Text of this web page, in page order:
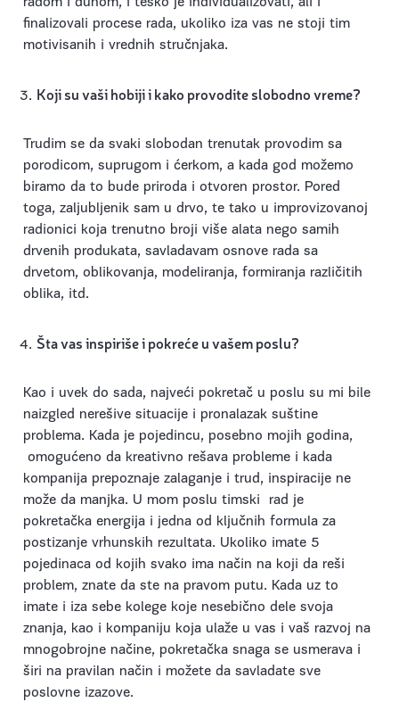
finalizovali procese rada, ukoliko iza vas ne stoji tim
motivisanih i vrednih stručnjaka.
Koji su vaši hobiji i kako provodite slobodno vreme?
Trudim se da svaki slobodan trenutak provodim sa
porodicom, suprugom i ćerkom, a kada god možemo
biramo da to bude priroda i otvoren prostor. Pored
toga, zaljubljenik sam u drvo, te tako u improvizovanoj
radionici koja trenutno broji više alata nego samih
drvenih produkata, savladavam osnove rada sa
drvetom, oblikovanja, modeliranja, formiranja različitih
oblika, itd.
Šta vas inspiriše i pokreće u vašem poslu?
Kao i uvek do sada, najveći pokretač u poslu su mi bile
naizgled nerešive situacije i pronalazak suštine
problema. Kada je pojedincu, posebno mojih godina,
omogućeno da kreativno rešava probleme i kada
kompanija prepoznaje zalaganje i trud, inspiracije ne
može da manjka. U mom poslu timski rad je
pokretačka energija i jedna od ključnih formula za
postizanje vrhunskih rezultata. Ukoliko imate 5
pojedinaca od kojih svako ima način na koji da reši
problem, znate da ste na pravom putu. Kada uz to
imate i iza sebe kolege koje nesebično dele svoja
znanja, kao i kompaniju koja ulaže u vas i vaš razvoj na
mnogobrojne načine, pokretačka snaga se usmerava i
širi na pravilan način i možete da savladate sve
poslovne izazove.